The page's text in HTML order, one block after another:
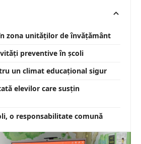
zona unităților de învățământ
preventive în școli
un climat educațional sigur
elevilor care susțin
o responsabilitate comună